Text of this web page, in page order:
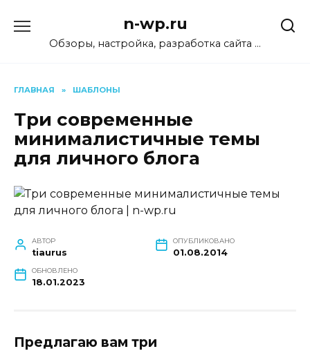
содержанию
n-wp.ru
Обзоры, настройка, разработка сайта …
ГЛАВНАЯ » ШАБЛОНЫ
Три современные
минималистичные темы
для личного блога
АВТОР
tiaurus
ОПУБЛИКОВАНО
01.08.2014
ОБНОВЛЕНО
18.01.2023
Предлагаю вам три